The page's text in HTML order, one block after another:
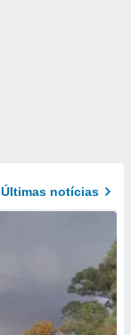
Últimas notícias